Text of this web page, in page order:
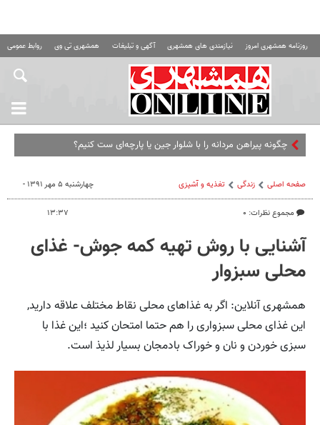
روزنامه همشهری امروز نیازمندی های همشهری آگهی و تبلیغات همشهری تی وی روابط عمومی
چگونه پیراهن مردانه را با شلوار جین یا پارچه‌ای ست کنیم؟
صفحه اصلی زندگی تغذیه و آشپزی
مجموع نظرات: ۰
چهارشنبه ۵ مهر ۱۳۹۱ -
۱۳:۳۷
آشنایی با روش تهیه کمه جوش- غذای
محلی سبزوار
همشهری آنلاین: اگر به غذاهای محلی نقاط مختلف علاقه دارید,
این غذای محلی سبزواری را هم حتما امتحان کنید ؛این غذا با
سبزی خوردن و نان و خوراک بادمجان بسیار لذیذ است.